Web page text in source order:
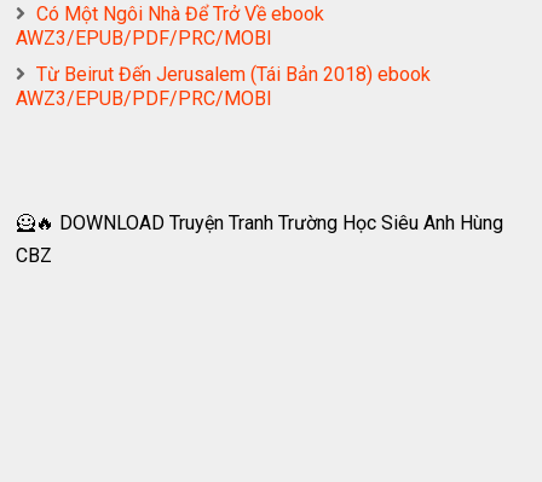
Có Một Ngôi Nhà Để Trở Về ebook
AWZ3/EPUB/PDF/PRC/MOBI
Từ Beirut Đến Jerusalem (Tái Bản 2018) ebook
AWZ3/EPUB/PDF/PRC/MOBI
🦸‍🔥 DOWNLOAD Truyện Tranh Trường Học Siêu Anh Hùng
CBZ